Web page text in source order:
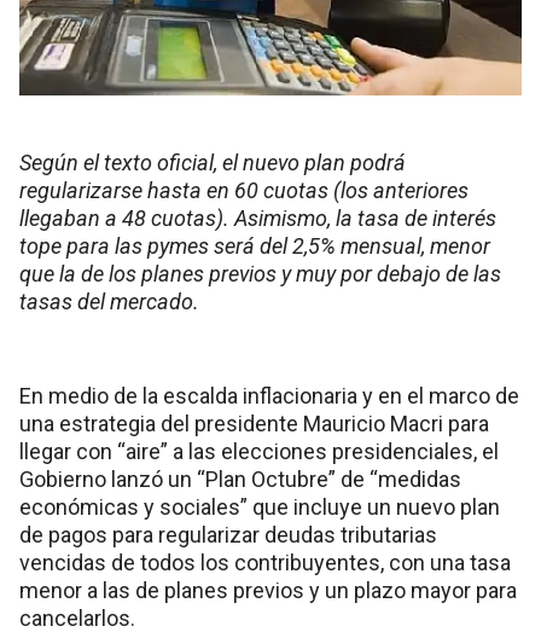
Según el texto oficial, el nuevo plan podrá
regularizarse hasta en 60 cuotas (los anteriores
llegaban a 48 cuotas). Asimismo, la tasa de interés
tope para las pymes será del 2,5% mensual, menor
que la de los planes previos y muy por debajo de las
tasas del mercado.
En medio de la escalda inflacionaria y en el marco de
una estrategia del presidente Mauricio Macri para
llegar con “aire” a las elecciones presidenciales, el
Gobierno lanzó un “Plan Octubre” de “medidas
económicas y sociales” que incluye un nuevo plan
de pagos para regularizar deudas tributarias
vencidas de todos los contribuyentes, con una tasa
menor a las de planes previos y un plazo mayor para
cancelarlos.